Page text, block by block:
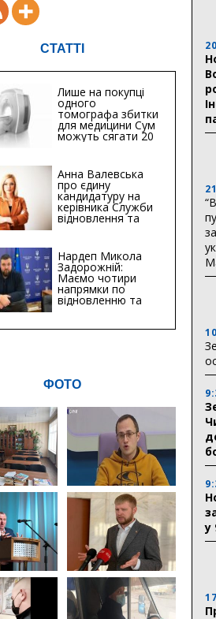
СТАТТІ
Лише на покупці
одного
томографа збитки
для медицини Сум
можуть сягати 20
мільйонів гривень
Анна Валевська
про єдину
кандидатуру на
керівника Служби
відновлення та
інфраструктури у
Хіба...
Нардеп Микола
Задорожній:
Маємо чотири
напрямки по
відновленню та
будівництву
інфраструктури
ФОТО
у